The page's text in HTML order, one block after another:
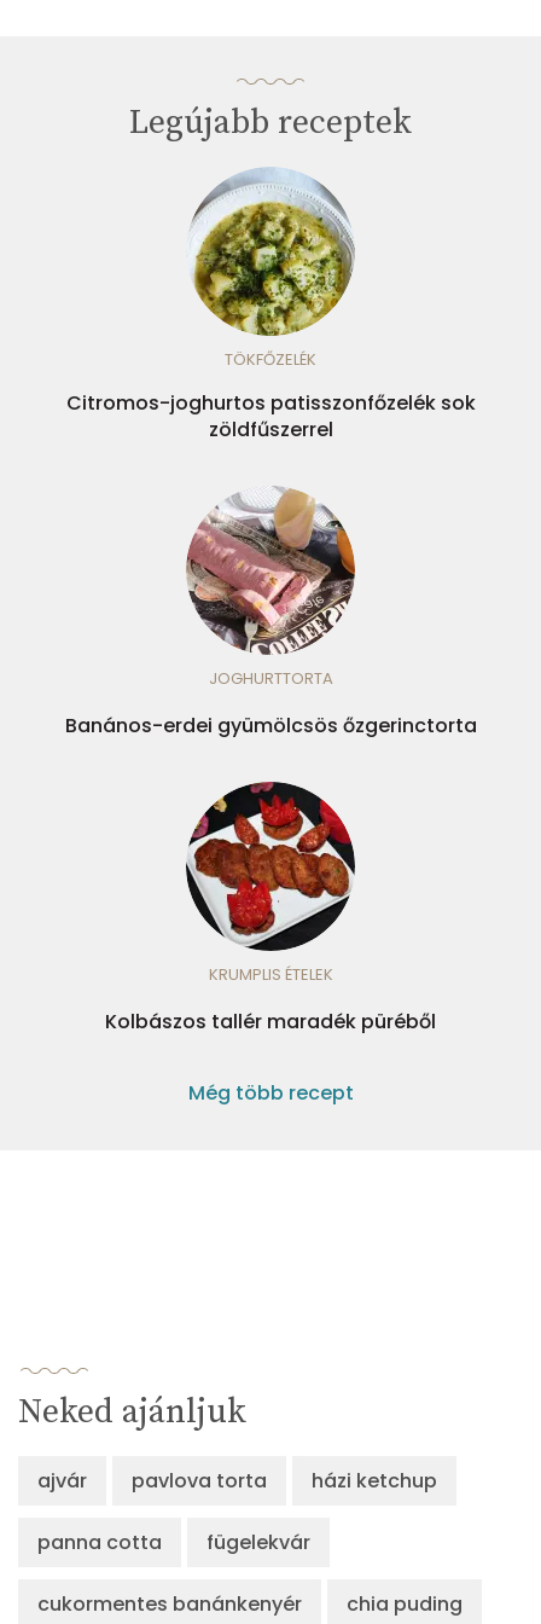
Legújabb receptek
TÖKFŐZELÉK
Citromos-joghurtos patisszonfőzelék sok
zöldfűszerrel
JOGHURTTORTA
Banános-erdei gyümölcsös őzgerinctorta
KRUMPLIS ÉTELEK
Kolbászos tallér maradék püréből
Még több recept
Neked ajánljuk
ajvár pavlova torta házi ketchup
panna cotta fügelekvár
cukormentes banánkenyér chia puding